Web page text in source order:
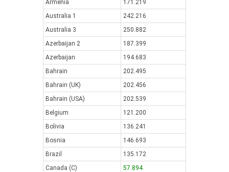
Armenia
171.219
Australia 1
242.216
Australia 3
250.882
Azerbaijan 2
187.399
Azerbaijan
194.683
Bahrain
202.495
Bahrain (UK)
202.456
Bahrain (USA)
202.539
Belgium
121.200
Bolivia
136.241
Bosnia
146.693
Brazil
135.172
Canada (C)
57.894